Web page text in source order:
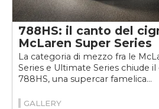
788HS: il canto del
McLaren Super Series
La categoria di mezzo fra le
Series e Ultimate Series chiude
788HS, una supercar famelica...
GALLERY